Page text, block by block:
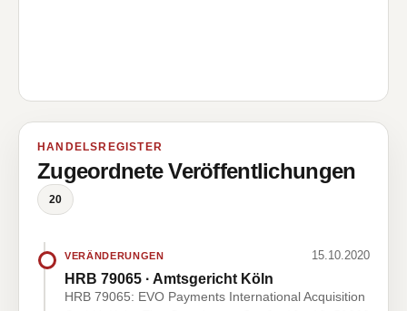
HANDELSREGISTER
Zugeordnete Veröffentlichungen
20
VERÄNDERUNGEN 15.10.2020
HRB 79065 · Amtsgericht Köln
HRB 79065: EVO Payments International Acquisition